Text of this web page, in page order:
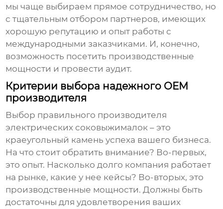
мы чаще выбираем прямое сотрудничество, но
с тщательным отбором партнеров, имеющих
хорошую репутацию и опыт работы с
международными заказчиками. И, конечно,
возможность посетить производственные
мощности и провести аудит.
Критерии выбора надежного OEM
производителя
Выбор правильного производителя
электрических соковыжималок – это
краеугольный камень успеха вашего бизнеса.
На что стоит обратить внимание? Во-первых,
это опыт. Насколько долго компания работает
на рынке, какие у нее кейсы? Во-вторых, это
производственные мощности. Должны быть
достаточны для удовлетворения ваших